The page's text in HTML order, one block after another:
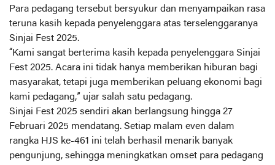
Para pedagang tersebut bersyukur dan menyampaikan rasa
teruna kasih kepada penyelenggara atas terselenggaranya
Sinjai Fest 2025.
“Kami sangat berterima kasih kepada penyelenggara Sinjai
Fest 2025. Acara ini tidak hanya memberikan hiburan bagi
masyarakat, tetapi juga memberikan peluang ekonomi bagi
kami pedagang,” ujar salah satu pedagang.
Sinjai Fest 2025 sendiri akan berlangsung hingga 27
Februari 2025 mendatang. Setiap malam even dalam
rangka HJS ke-461 ini telah berhasil menarik banyak
pengunjung, sehingga meningkatkan omset para pedagang